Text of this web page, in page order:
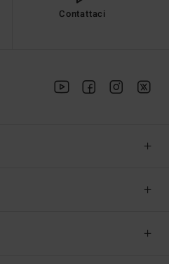
Contattaci